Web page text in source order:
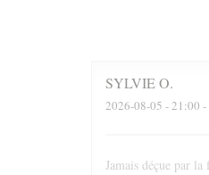
SYLVIEO
2026-08-05 - 21:00 -
Jamais déçue par